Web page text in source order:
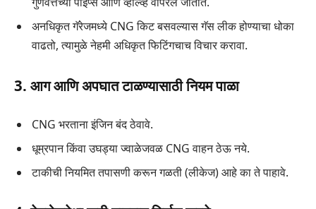
अनधिकृत गॅरेजमध्ये CNG किट बसवल्यास गॅस लीक होण्याचा धोका
वाढतो, त्यामुळे नेहमी अधिकृत फिटिंगचाच विचार करावा.
3. आग आणि अपघात टाळण्यासाठी नियम पाळा
CNG भरताना इंजिन बंद ठेवावे.
धूम्रपान किंवा उघड्या ज्वाळेजवळ CNG वाहन ठेऊ नये.
टाकीची नियमित तपासणी करून गळती (लीकेज) आहे का ते पाहावे.